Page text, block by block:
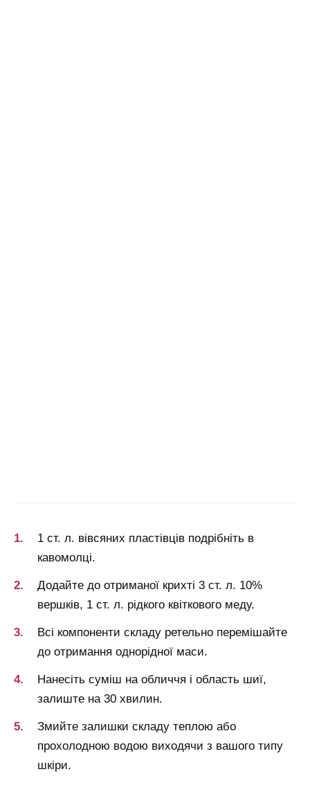
1 ст. л. вівсяних пластівців подрібніть в
кавомолці.
Додайте до отриманої крихті 3 ст. л. 10%
вершків, 1 ст. л. рідкого квіткового меду.
Всі компоненти складу ретельно перемішайте
до отримання однорідної маси.
Нанесіть суміш на обличчя і область шиї,
залиште на 30 хвилин.
Змийте залишки складу теплою або
прохолодною водою виходячи з вашого типу
шкіри.